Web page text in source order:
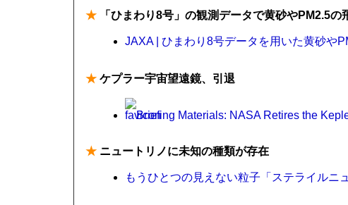
★ 「ひまわり8号」の観測データで黄砂やPM2.5の
JAXA | ひまわり8号データを用いた黄砂や
★ ケプラー宇宙望遠鏡、引退
Briefing Materials: NASA Retires the
★ ニュートリノに未知の種類が存在
もうひとつの見えない粒子「ステライルニ